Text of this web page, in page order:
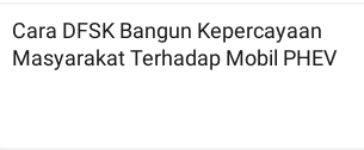
Cara DFSK Bangun Kepercayaan
Masyarakat Terhadap Mobil PHEV